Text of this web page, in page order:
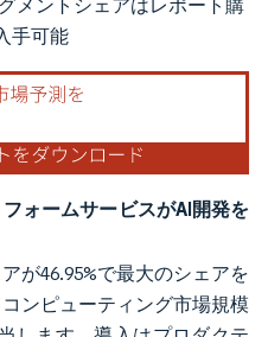
CC BY 4.0の表示が必要です。
メントシェアはレポート購
手可能
ォームサービスがAI開発を
が46.95%で最大のシェアを
ンピューティング市場規模